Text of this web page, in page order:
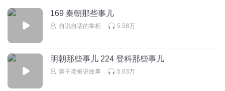
是一个热狗回复 @心外無物1167: 那会不会是AI识别的呢
神里绫人的G
哥，说你脑子宕机那都是侮辱脑子啊，蒙恬的棺材板子压不
169 秦朝那些事儿
自说自话的掌柜 5.58万
明朝那些事儿 224 登科那些事儿
狮子老爸讲故事 5.63万